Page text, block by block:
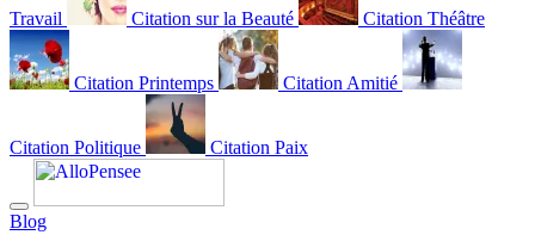
Travail Citation sur la Beauté Citation Théâtre
Citation Printemps Citation Amitié
Citation Politique Citation Paix
Blog